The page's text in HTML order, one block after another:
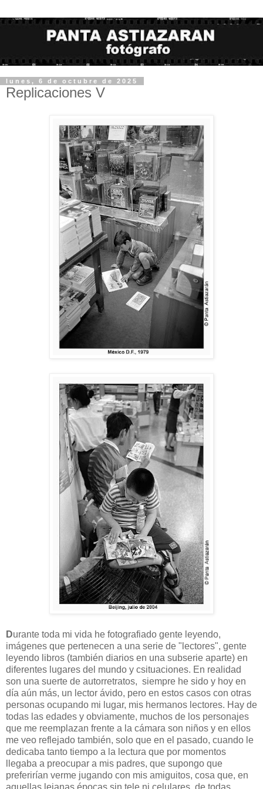
lunes, 6 de octubre de 2025
Replicaciones V
Durante toda mi vida he fotografiado gente leyendo,
imágenes que pertenecen a una serie de "lectores", gente
leyendo libros (también diarios en una subserie aparte) en
diferentes lugares del mundo y csituaciones. En realidad
son una suerte de autorretratos, siempre he sido y hoy en
día aún más, un lector ávido, pero en estos casos con otras
personas ocupando mi lugar, mis hermanos lectores. Hay de
todas las edades y obviamente, muchos de los personajes
que me reemplazan frente a la cámara son niños y en ellos
me veo reflejado también, solo que en el pasado, cuando le
dedicaba tanto tiempo a la lectura que por momentos
llegaba a preocupar a mis padres, que supongo que
preferirían verme jugando con mis amiguitos, cosa que, en
aquellas lejanas épocas sin tele ni celulares, de todas